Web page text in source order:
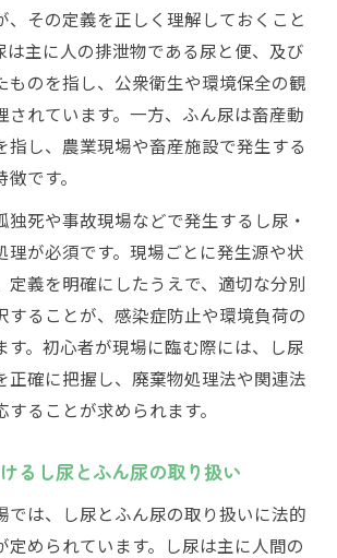
、その定義を正しく理解しておくこと
は主に人の排泄物である尿と便、及び
ものを指し、公衆衛生や環境保全の観
されています。一方、ふん尿は畜産動
指し、農業現場や畜産施設で発生する
です。
独死や事故現場などで発生するし尿・
理が必須です。現場ごとに発生源や状
定義を明確にしたうえで、適切な分別
することが、感染症防止や環境負荷の
す。初心者が現場に臨む際には、し尿
正確に把握し、廃棄物処理法や関連法
ることが求められます。
るし尿とふん尿の取り扱い
では、し尿とふん尿の取り扱いに法的
定められています。し尿は主に人間の